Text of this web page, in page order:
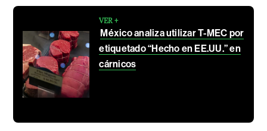
VER +
México analiza utilizar T-MEC por
etiquetado “Hecho en EE.UU.” en
cárnicos